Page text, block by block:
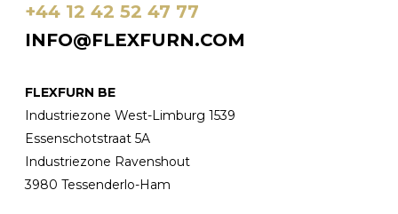
+44 12 42 52 47 77
INFO@FLEXFURN.COM
FLEXFURN BE
Industriezone West-Limburg 1539
Essenschotstraat 5A
Industriezone Ravenshout
3980 Tessenderlo-Ham